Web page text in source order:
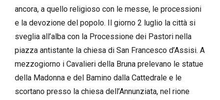
ancora, a quello religioso con le messe, le processioni
e la devozione del popolo. Il giorno 2 luglio la città si
sveglia all’alba con la Processione dei Pastori nella
piazza antistante la chiesa di San Francesco d’Assisi. A
mezzogiorno i Cavalieri della Bruna prelevano le statue
della Madonna e del Bamino dalla Cattedrale e le
scortano presso la chiesa dell’Annunziata, nel rione